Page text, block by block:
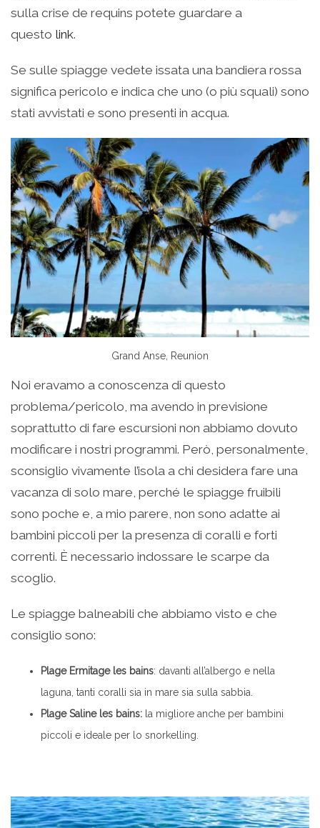
sulla crise de requins potete guardare a
questo link.
Se sulle spiagge vedete issata una bandiera rossa
significa pericolo e indica che uno (o più squali) sono
stati avvistati e sono presenti in acqua.
Grand Anse, Reunion
Noi eravamo a conoscenza di questo
problema/pericolo, ma avendo in previsione
soprattutto di fare escursioni non abbiamo dovuto
modificare i nostri programmi. Però, personalmente,
sconsiglio vivamente l’isola a chi desidera fare una
vacanza di solo mare, perché le spiagge fruibili
sono poche e, a mio parere, non sono adatte ai
bambini piccoli per la presenza di coralli e forti
correnti. È necessario indossare le scarpe da
scoglio.
Le spiagge balneabili che abbiamo visto e che
consiglio sono:
Plage Ermitage les bains: davanti all’albergo e nella
laguna, tanti coralli sia in mare sia sulla sabbia.
Plage Saline les bains: la migliore anche per bambini
piccoli e ideale per lo snorkelling.